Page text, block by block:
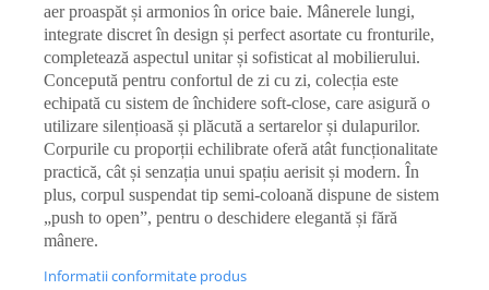
aer proaspăt și armonios în orice baie. Mânerele lungi,
integrate discret în design și perfect asortate cu fronturile,
completează aspectul unitar și sofisticat al mobilierului.
Concepută pentru confortul de zi cu zi, colecția este
echipată cu sistem de închidere soft-close, care asigură o
utilizare silențioasă și plăcută a sertarelor și dulapurilor.
Corpurile cu proporții echilibrate oferă atât funcționalitate
practică, cât și senzația unui spațiu aerisit și modern. În
plus, corpul suspendat tip semi-coloană dispune de sistem
„push to open”, pentru o deschidere elegantă și fără
mânere.
Informatii conformitate produs